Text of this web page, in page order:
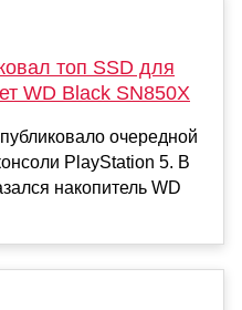
топ SSD для
WD Black SN850X
очередной
PlayStation 5. В
накопитель WD